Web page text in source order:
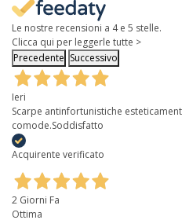
Le nostre recensioni a 4 e 5 stelle.
Clicca qui per leggerle tutte >
Precedente Successivo
Ieri
Scarpe antinfortunistiche
comode.Soddisfatto
Acquirente verificato
2 Giorni Fa
Ottima